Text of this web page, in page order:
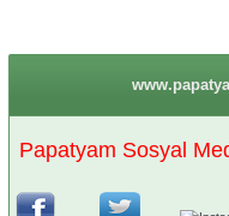
Papatyam Sosyal